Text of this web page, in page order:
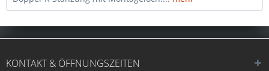
KONTAKT & ÖFFNUNGSZEITEN